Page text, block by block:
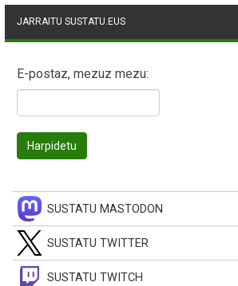
JARRAITU SUSTATU.EUS
E-postaz, mezuz mezu:
SUSTATU MASTODON
SUSTATU TWITTER
SUSTATU TWITCH